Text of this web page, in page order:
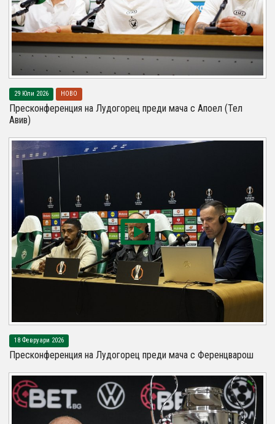
29 Юли 2026 НОВО
Пресконференция на Лудогорец преди мача с Апоел (Тел
Авив)
18 Февруари 2026
Пресконференция на Лудогорец преди мача с Ференцварош